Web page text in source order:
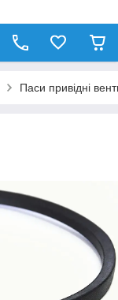
Паси привідні